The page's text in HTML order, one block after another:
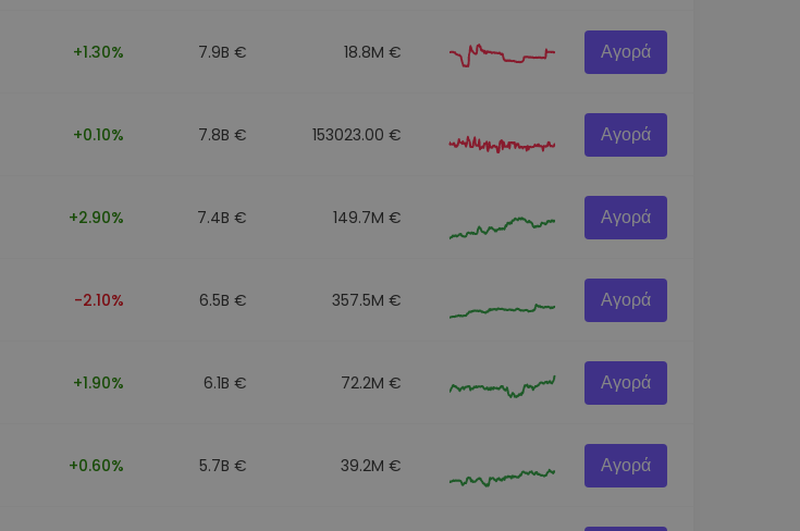
+1.30% 7.9B € 18.8M € Αγορά
+0.10% 7.8B € 153023.00 € Αγορά
+2.90% 7.4B € 149.7M € Αγορά
-2.10% 6.5B € 357.5M € Αγορά
+1.90% 6.1B € 72.2M € Αγορά
+0.60% 5.7B € 39.2M € Αγορά